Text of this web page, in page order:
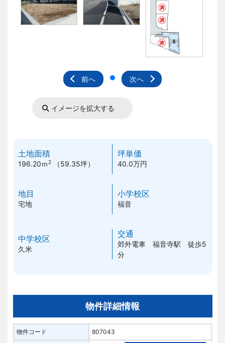
前へ 次へ
イメージを拡大する
土地面積
196.20ｍ 2（59.35坪）
坪単価
40.0万円
地目
宅地
小学校区
福音
中学校区
久米
交通
郊外電車 福音寺駅 徒歩5
分
物件詳細情報
物件コード 807043